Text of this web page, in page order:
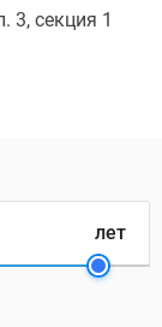
3, секция 1
лет